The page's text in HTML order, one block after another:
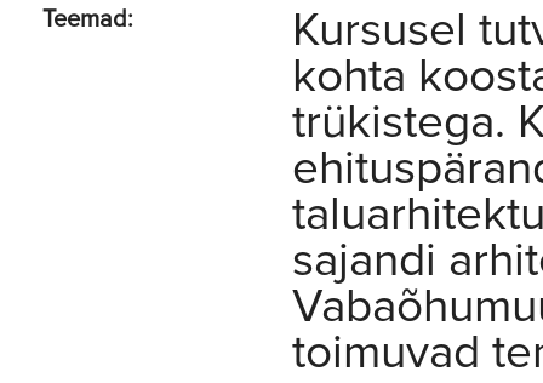
Teemad: Kursusel
kohta
trükistega.
sajandi
toimuvad